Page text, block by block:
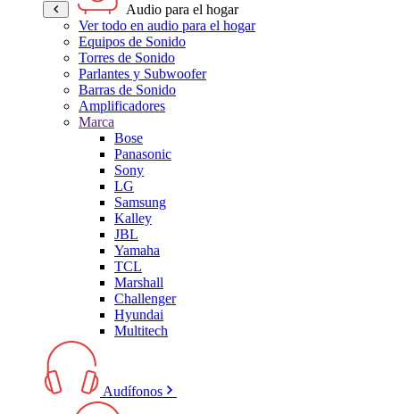
Audio para el hogar
Ver todo en audio para el hogar
Equipos de Sonido
Torres de Sonido
Parlantes y Subwoofer
Barras de Sonido
Amplificadores
Marca
Bose
Panasonic
Sony
LG
Samsung
Kalley
JBL
Yamaha
TCL
Marshall
Challenger
Hyundai
Multitech
Audífonos